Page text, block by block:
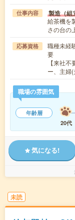
仕事内容 製造（組
給茶機を
さの台の
応募資格
職種未経
要
【来社
ー、主
職場の雰囲気
年齢層
20代
気になる!
未読